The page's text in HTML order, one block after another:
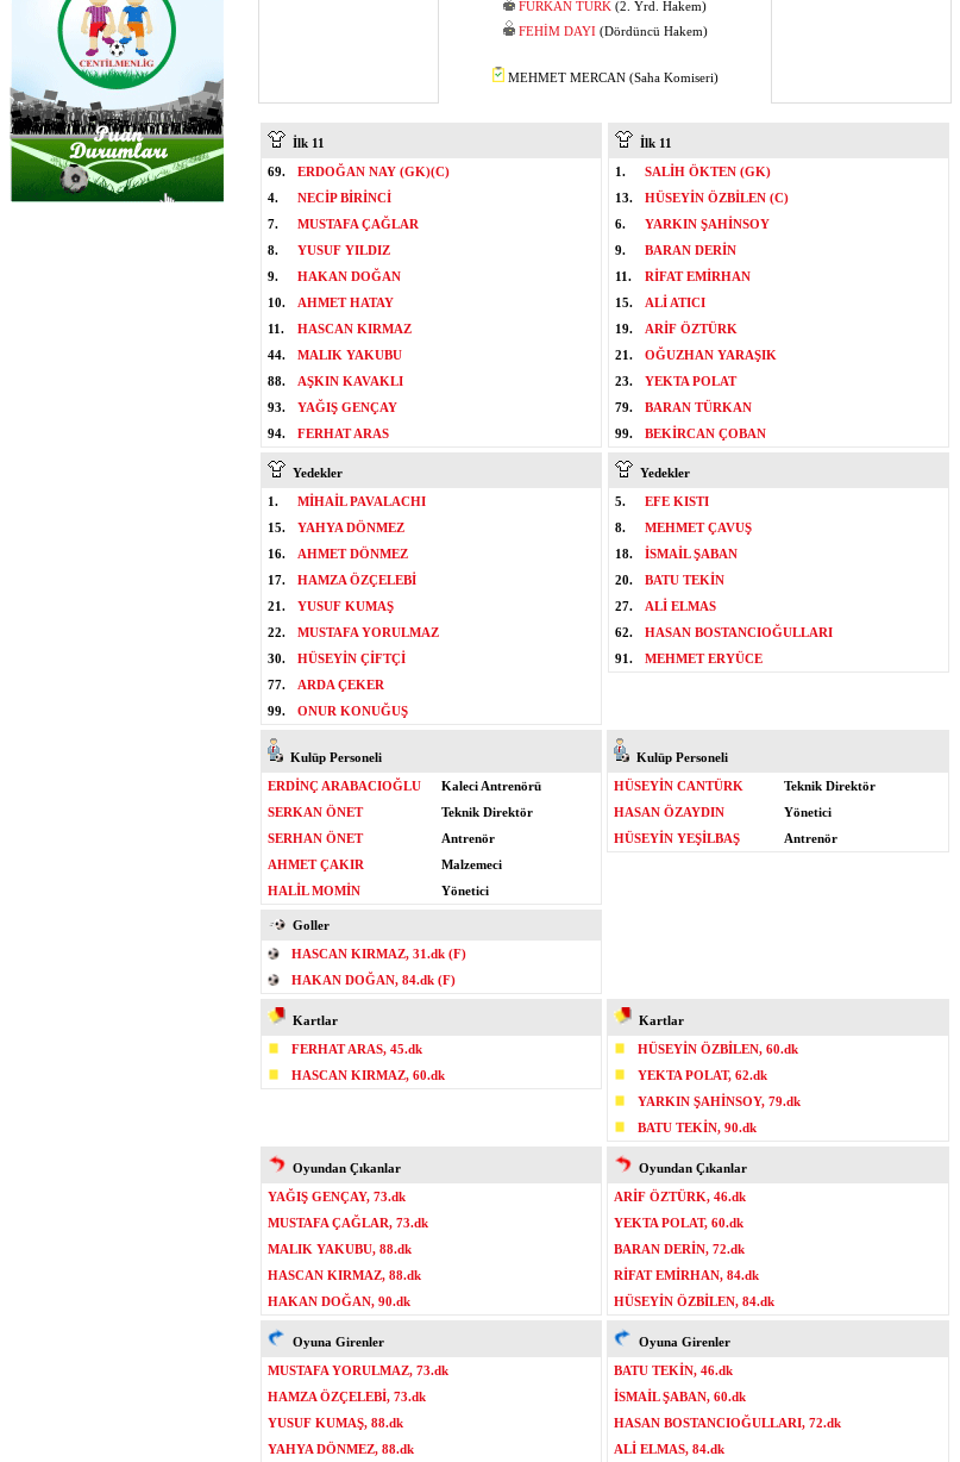
FURKAN TÜRK (2. Yrd. Hakem)
FEHİM DAYI(Dördüncü Hakem)
MEHMET MERCAN (Saha Komiseri)
İlk 11
69.
ERDOĞAN NAY (GK)(C)
4.
NECİP BİRİNCİ
7.
MUSTAFA ÇAĞLAR
8.
YUSUF YILDIZ
9.
HAKAN DOĞAN
10.
AHMET HATAY
11.
HASCAN KIRMAZ
44.
MALIK YAKUBU
88.
AŞKIN KAVAKLI
93.
YAĞIŞ GENÇAY
94.
FERHAT ARAS
İlk 11
1.
SALİH ÖKTEN (GK)
13.
HÜSEYİN ÖZBİLEN (C)
6.
YARKIN ŞAHİNSOY
9.
BARAN DERİN
11.
RİFAT EMİRHAN
15.
ALİ ATICI
19.
ARİF ÖZTÜRK
21.
OĞUZHAN YARAŞIK
23.
YEKTA POLAT
79.
BARAN TÜRKAN
99.
BEKİRCAN ÇOBAN
Yedekler
1.
MİHAİL PAVALACHI
15.
YAHYA DÖNMEZ
16.
AHMET DÖNMEZ
17.
HAMZA ÖZÇELEBİ
21.
YUSUF KUMAŞ
22.
MUSTAFA YORULMAZ
30.
HÜSEYİN ÇİFTÇİ
77.
ARDA ÇEKER
99.
ONUR KONUĞUŞ
Yedekler
5.
EFE KISTI
8.
MEHMET ÇAVUŞ
18.
İSMAİL ŞABAN
20.
BATU TEKİN
27.
ALİ ELMAS
62.
HASAN BOSTANCIOĞULLARI
91.
MEHMET ERYÜCE
Kulüp Personeli
ERDİNÇ ARABACIOĞLU
Kaleci Antrenörü
SERKAN ÖNET
Teknik Direktör
SERHAN ÖNET
Antrenör
AHMET ÇAKIR
Malzemeci
HALİL MOMİN
Yönetici
Kulüp Personeli
HÜSEYİN CANTÜRK
Teknik Direktör
HASAN ÖZAYDIN
Yönetici
HÜSEYİN YEŞİLBAŞ
Antrenör
Goller
HASCAN KIRMAZ, 31.dk (F)
HAKAN DOĞAN, 84.dk (F)
Kartlar
FERHAT ARAS, 45.dk
HASCAN KIRMAZ, 60.dk
Kartlar
HÜSEYİN ÖZBİLEN, 60.dk
YEKTA POLAT, 62.dk
YARKIN ŞAHİNSOY, 79.dk
BATU TEKİN, 90.dk
Oyundan Çıkanlar
YAĞIŞ GENÇAY, 73.dk
MUSTAFA ÇAĞLAR, 73.dk
MALIK YAKUBU, 88.dk
HASCAN KIRMAZ, 88.dk
HAKAN DOĞAN, 90.dk
Oyundan Çıkanlar
ARİF ÖZTÜRK, 46.dk
YEKTA POLAT, 60.dk
BARAN DERİN, 72.dk
RİFAT EMİRHAN, 84.dk
HÜSEYİN ÖZBİLEN, 84.dk
Oyuna Girenler
MUSTAFA YORULMAZ, 73.dk
HAMZA ÖZÇELEBİ, 73.dk
YUSUF KUMAŞ, 88.dk
YAHYA DÖNMEZ, 88.dk
Oyuna Girenler
BATU TEKİN, 46.dk
İSMAİL ŞABAN, 60.dk
HASAN BOSTANCIOĞULLARI, 72.dk
ALİ ELMAS, 84.dk